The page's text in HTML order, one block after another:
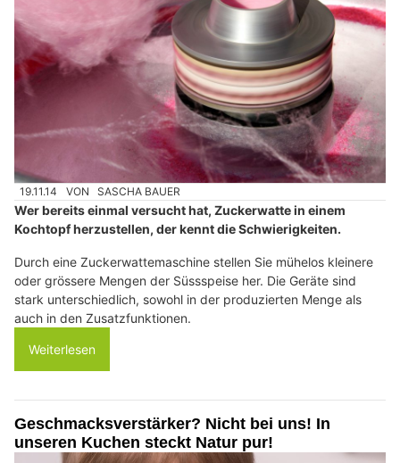
19.11.14 VON SASCHA BAUER
Wer bereits einmal versucht hat, Zuckerwatte in einem
Kochtopf herzustellen, der kennt die Schwierigkeiten.
Durch eine Zuckerwattemaschine stellen Sie mühelos kleinere
oder grössere Mengen der Süssspeise her. Die Geräte sind
stark unterschiedlich, sowohl in der produzierten Menge als
auch in den Zusatzfunktionen.
Weiterlesen
Geschmacksverstärker? Nicht bei uns! In
unseren Kuchen steckt Natur pur!